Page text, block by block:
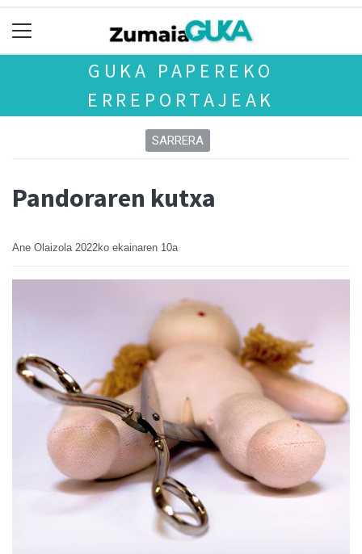
GUKA PAPEREKO
ERREPORTAJEAK
SARRERA
Pandoraren kutxa
Ane Olaizola 2022ko ekainaren 10a